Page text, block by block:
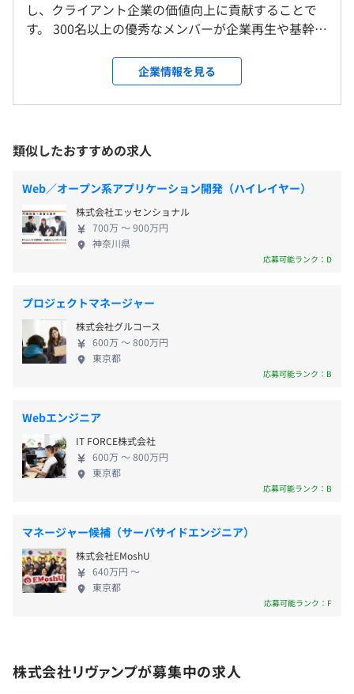
ております。
直近ですとシンガポールや、アメリカでの導入案件があ
り、20代の社員が出張という形で海外本社の現地に赴き
業務を推進しております。
・チーム定例（毎月）
・社長定例（年2回）
・各種研修
・PHPの技術カンファレンスへのスポンサー実績があり
・キャリアマネジャー、メンター制度による入社後フォロ
・書籍、資料購入補助
・外部セミナー、勉強会参加サポート
など
アジャイル
クライアントの業務支援として、コンサルティングからIT
豊島区東池袋3-1-1 サンシャイン60ビル・56階
東京本社
会社の定める場所（テレワークをおこなう場所を含む）
受動喫煙防止措置に関する事項
従業員に対する受動喫煙対策：敷地内禁煙（喫煙場所あ
り）
〈東京本社〉東京メトロ「外苑前駅」徒歩1分
〈開発オフィス〉各線「池袋駅」徒歩8分／東京メトロ
「東池袋駅」徒歩3分
9：00～18：00（休憩1時間）
※出勤・退勤時間については、クライアントなどの状況に
合わせて変化します
※業務の都合上、そのほかやむを得ない事情により、これ
平均残業時間：平均35時間／月
・完全週休2日制（土・日）
・祝日
・慶弔休暇
・出産／育児休暇
■住宅手当（条件あり）
■国内・海外出張手当（条件あり）
会社の業績、および個人のパフォーマンスに応じて支給決
定
し、クライアント企業の価値向上に貢献することで
す。 300名以上の優秀なメンバーが企業再生や基幹シ
ンド投資先のバリューアップ支援、一流クリエイタ
ーとのマーケティング支援やDX支援など、多岐に渡
る内容で様々な企業の経営を支援しています。 ■変
る人もいます。これに対し、リヴァンプのモットー
は" X comes first ! " リヴァンプは「単純なITシス
テムの導入」ではなく、「経営戦略」に重点を置
き、最適なデジタル技術（Digital）を駆使してビジ
ネスの変革（Transformation）を行います。 ■内製
化支援 クライアントが自律的に変革する力をつける
ことが、リヴァンプの最終的な目的です。 IT やマー
ことを内製化支援と定義しています。システム構築に
おいては、コア機能(基幹システム)の内製化支援を目
的とし、クライアントと共にシステムの設計・開発
を行うことで、システム会社に過度に依存しない開
発・運用体制の構築を支援しています。 また、業務
ンによる改革ありきではなく、業務の有効性・効率
性を重視した設計・開発を行います。 ■Sier経験者
多数在籍！開発実務経験を強みとしたキャリアアッ
プが可能 弊社には「提案のみで実践のフォローが手
薄になる無責任なコンサルティングでなく、本質的
職者が全体の約50％を占めており、開発実務経験を
強みとしたキャリアアップが実現できます。 ■リヴ
ァンプ創業経緯 株式会社リヴァンプは2005年にユニ
クロを運営するファーストリテイリングで社長と副
き、日々社員一同切磋琢磨しています。
企業情報を見る
類似したおすすめの求人
Web／オープン系アプリケーション開発（ハイレイヤー）
株式会社エッセンショナル
700万 〜 900万円
神奈川県
応募可能ランク：D
プロジェクトマネージャー
株式会社グルコース
600万 〜 800万円
東京都
応募可能ランク：B
Webエンジニア
IT FORCE株式会社
600万 〜 800万円
東京都
応募可能ランク：B
マネージャー候補（サーバサイドエンジニア）
株式会社EMoshU
640万円 〜
東京都
応募可能ランク：F
株式会社リヴァンプが募集中の求人